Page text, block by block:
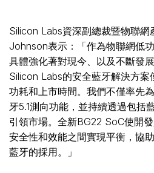
Silicon Labs資深副總裁暨物聯
Johnson表示：「作為物聯網低
具體強化著對現今、以及不斷發
Silicon Labs的安全藍牙解決方案
功耗和上市時間。我們不僅率先
牙5.1測向功能，並持續透過包括
引領市場。全新BG22 SoC使開
安全性和效能之間實現平衡，協
藍牙的採用。」